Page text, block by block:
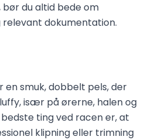
du altid bede om
dokumentation.
en smuk, dobbelt pels, der
især på ørerne, halen og
ting ved racen er, at
klipning eller trimning